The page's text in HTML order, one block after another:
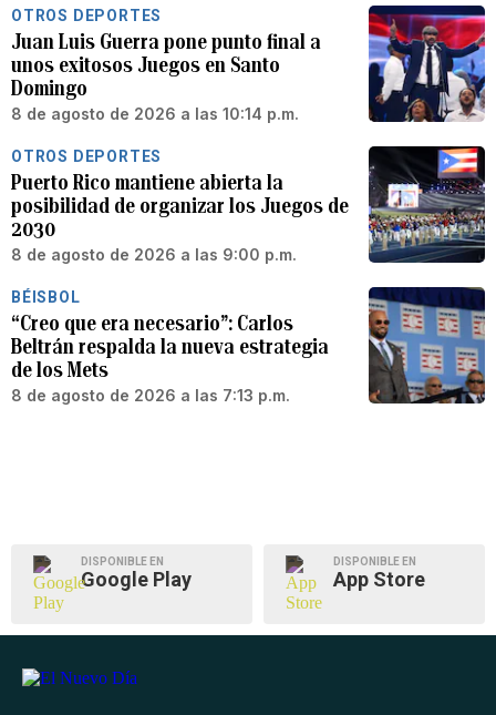
OTROS DEPORTES
Juan Luis Guerra pone punto final a
unos exitosos Juegos en Santo
Domingo
8 de agosto de 2026 a las 10:14 p.m.
OTROS DEPORTES
Puerto Rico mantiene abierta la
posibilidad de organizar los Juegos de
2030
8 de agosto de 2026 a las 9:00 p.m.
BÉISBOL
“Creo que era necesario”: Carlos
Beltrán respalda la nueva estrategia
de los Mets
8 de agosto de 2026 a las 7:13 p.m.
DISPONIBLE EN
Google Play
DISPONIBLE EN
App Store